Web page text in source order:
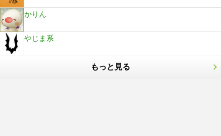
かりん
やじま系
もっと見る